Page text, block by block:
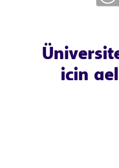
için